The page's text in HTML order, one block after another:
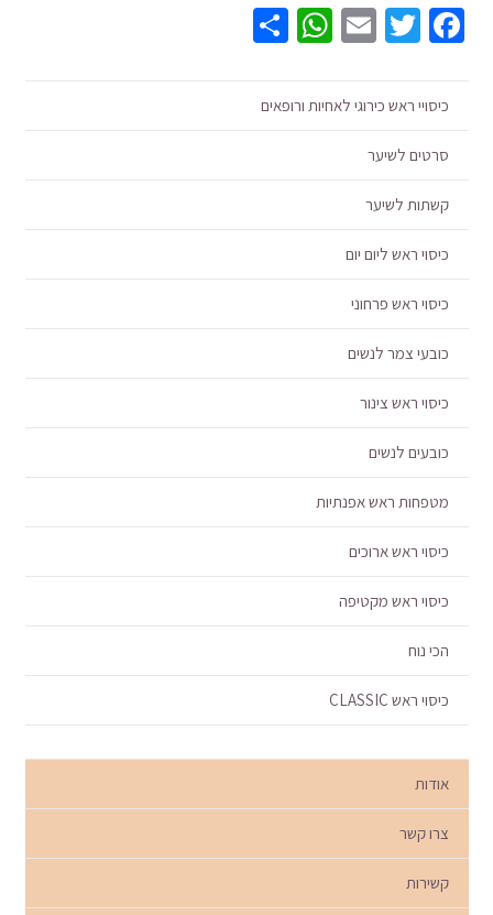
Facebook
Twitter
Email
WhatsApp
כיסויי ראש כירוגי לאחיות ורופאים
סרטים לשיער
קשתות לשיער
כיסוי ראש ליום יום
כיסוי ראש פרחוני
כובעי צמר לנשים
כיסוי ראש צינור
כובעים לנשים
מטפחות ראש אפנתיות
כיסוי ראש ארוכים
כיסוי ראש מקטיפה
הכי נוח
כיסוי ראש CLASSIC
אודות
צרו קשר
קשירות